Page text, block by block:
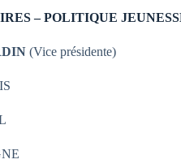
– POLITIQUE
(Vice présidente)